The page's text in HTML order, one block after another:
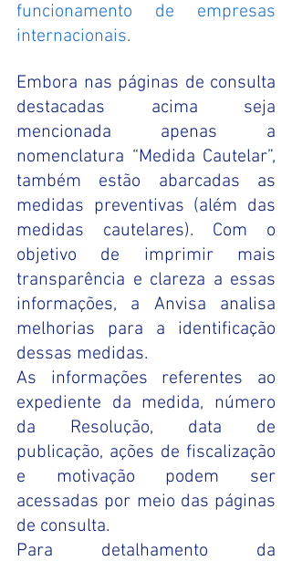
funcionamento de empresas
internacionais.
Embora nas páginas de consulta
destacadas acima seja
mencionada apenas a
nomenclatura “Medida Cautelar”,
também estão abarcadas as
medidas preventivas (além das
medidas cautelares). Com o
objetivo de imprimir mais
transparência e clareza a essas
informações, a Anvisa analisa
melhorias para a identificação
dessas medidas.
As informações referentes ao
expediente da medida, número
da Resolução, data de
publicação, ações de fiscalização
e motivação podem ser
acessadas por meio das páginas
de consulta.
Para detalhamento da